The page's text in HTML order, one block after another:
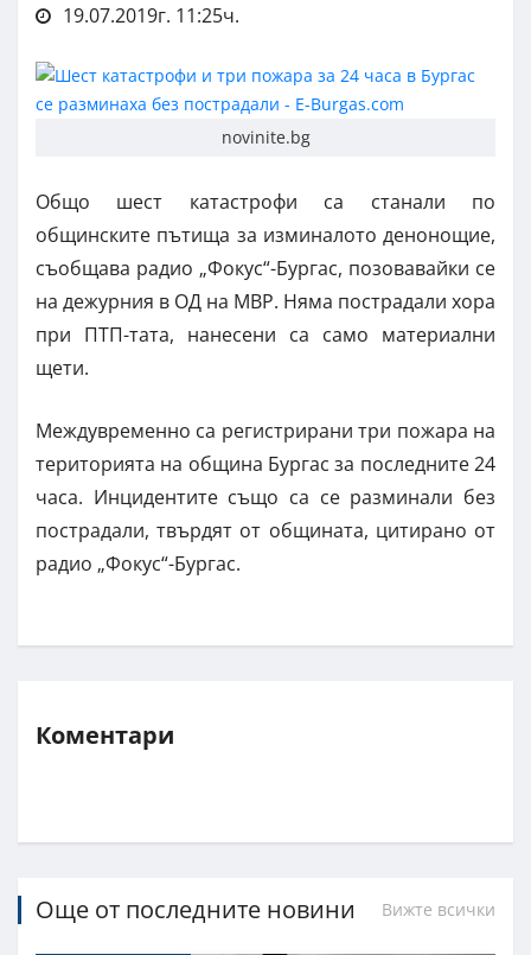
19.07.2019г. 11:25ч.
novinite.bg
Общо шест катастрофи са станали по
общинските пътища за изминалото денонощие,
съобщава радио „Фокус“-Бургас, позовавайки се
на дежурния в ОД на МВР. Няма пострадали хора
при ПТП-тата, нанесени са само материални
щети.
Междувременно са регистрирани три пожара на
територията на община Бургас за последните 24
часа. Инцидентите също са се разминали без
пострадали, твърдят от общината, цитирано от
радио „Фокус“-Бургас.
Коментари
Още от последните новини Вижте всички